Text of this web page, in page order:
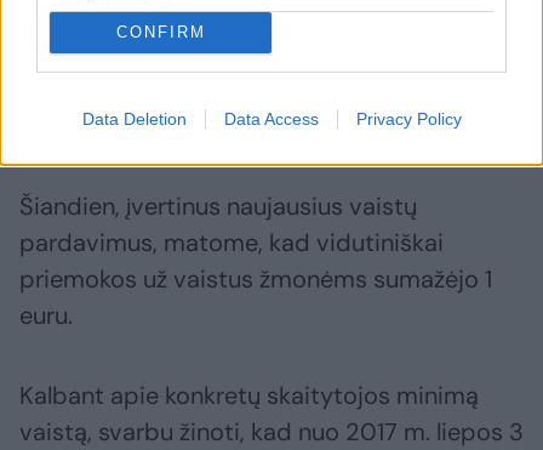
CONFIRM
Data Deletion Data Access Privacy Policy
pačios didžiausios, Sveikatos apsaugos
ministerija kreipėsi raštu ir prašė sumažinti
padaryti.
Šiandien, įvertinus naujausius vaistų
pardavimus, matome, kad vidutiniškai
priemokos už vaistus žmonėms sumažėjo 1
euru.
Kalbant apie konkretų skaitytojos minimą
vaistą, svarbu žinoti, kad nuo 2017 m. liepos 3